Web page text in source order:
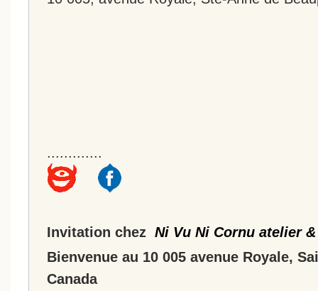
.............
Invitation chez Ni Vu Ni Cornu atelier
Bienvenue au 10 005 avenue Royale,
Canada